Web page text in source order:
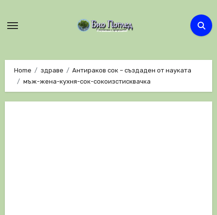
Home здраве
Антираков сок – създаден от науката
мъж-жена-кухня-сок-сокоизстисквачка